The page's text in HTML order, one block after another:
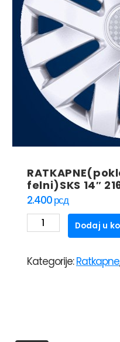
felni)SKS 14″
2.400рсд
RATKAPNE(poklopci
čeličnih
14"
Dodaj u
Kategorije:Ratkapne